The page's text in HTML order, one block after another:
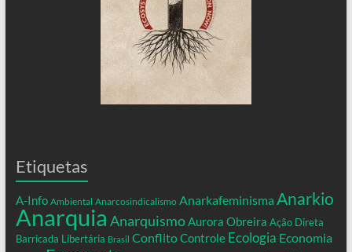
Etiquetas
A-Info Ambiental Anarcosindicalismo Anarkafeminisma Anarkio
Anarquia AnarquismoAurora Obreira Ação Direta
Barricada Libertária Brasil ConflitoControle Ecologia Economia